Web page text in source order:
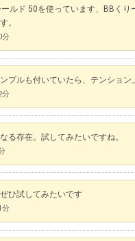
ールド 50を使っています、BBく
。
分
プルも付いていたら、テンション
分
る存在。試してみたいですね。
ひ試してみたいです
分